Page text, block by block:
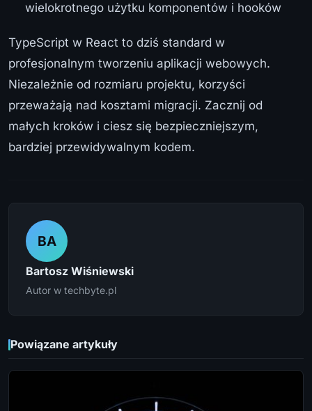
wielokrotnego użytku komponentów i hooków
TypeScript w React to dziś standard w
profesjonalnym tworzeniu aplikacji webowych.
Niezależnie od rozmiaru projektu, korzyści
przeważają nad kosztami migracji. Zacznij od
małych kroków i ciesz się bezpieczniejszym,
bardziej przewidywalnym kodem.
BA
Bartosz Wiśniewski
Autor w techbyte.pl
Powiązane artykuły